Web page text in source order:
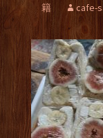
籍
cafe-